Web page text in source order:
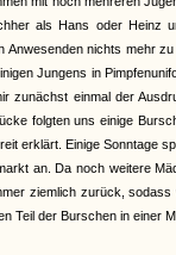
als Hans oder
nichts mehr
Jungens in
zunächst einmal der
folgten uns einige
erklärt. Einige Sonntage
an. Da noch weitere
ziemlich zurück,
Teil der Burschen in einer